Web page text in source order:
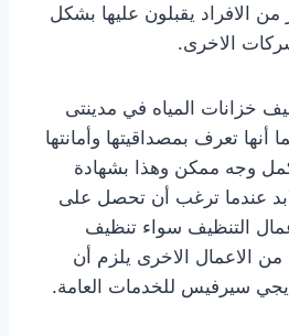
من الافراد يقبلون عليها بشكل
الاخرى.
خزانات المياه في مدينتى
أنها تعرف بمصداقيتها وأمانتها
وجه ممكن وهذا بشهادة
عندما ترغب أن تحصل على
التنظيف سواء تنظيف
من الاعمال الاخرى يلزم أن
سيرفيس للخدمات العامة.